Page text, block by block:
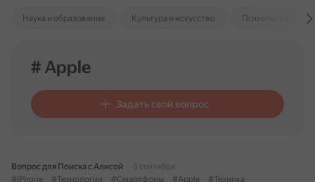
Наука и образование Культура и искусство Психология и
# Apple
Задать свой вопрос
Вопрос для Поиска с Алисой
6 сентября
#IPhone
#Технологии #Смартфоны #Apple #Техника